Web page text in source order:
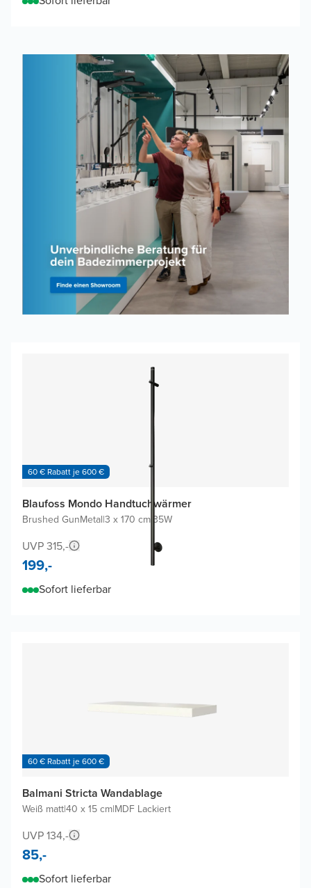
60 € Rabatt je 600 €
Blaufoss Mondo Handtuchwärmer
Brushed GunMetal|3 x 170 cm 35W
UVP 315,-
199,-
Sofort lieferbar
60 € Rabatt je 600 €
Balmani Stricta Wandablage
Weiß matt|40 x 15 cm|MDF Lackiert
UVP 134,-
85,-
Sofort lieferbar